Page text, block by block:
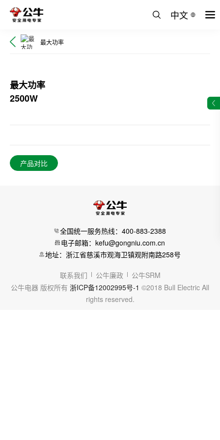
中文
最大功率
最大功率
2500W
产品对比
全国统一服务热线：400-883-2388
电子邮箱：kefu@gongniu.com.cn
地址：浙江省慈溪市观海卫镇观附南路258号
联系我们 公牛廉政
公牛SRM
公牛电器 版权所有 浙ICP备12002995号-1 ©2018 Bull Electric All
rights reserved.